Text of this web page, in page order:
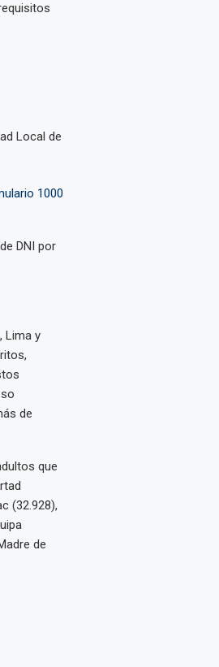
Local de
1000
DNI por
Lima y
de
que
(32.928),
de